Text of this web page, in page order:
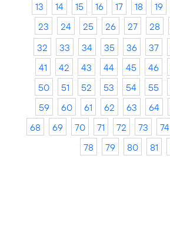
13
14 15 16 17 18 19
23
24 25 26 27 28
32
33 34 35 36 37
41
42 43 44 45 46
50
51 52 53 54 55
59
60 61 62 63 64
68
69 70 71 72 73 74
78
79 80 81